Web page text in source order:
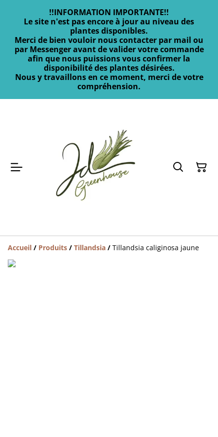
!!INFORMATION IMPORTANTE!!
Le site n'est pas encore à jour au niveau des
plantes disponibles.
Merci de bien vouloir nous contacter par mail ou
par Messenger avant de valider votre commande
afin que nous puissions vous confirmer la
disponibilité des plantes désirées.
Nous y travaillons en ce moment, merci de votre
compréhension.
Accueil / Produits / Tillandsia / Tillandsia caliginosa jaune